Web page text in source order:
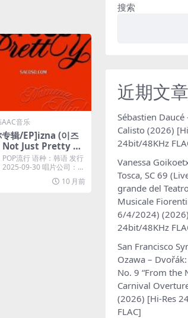
AAC音乐
专辑/EP]izna (이즈
Not Just Pretty –
[iTunes Plus
POP流行 语种：韩语 发行
2025-09-30 唱片公司：G
10 月前
搜索
近期文章
Sébastien Daucé
Calisto (2026)
24bit/48KHz
Vanessa
Tosca, SC 69
grande del
Musicale
6/4/2024)
24bit/48KHz
San Francisco
Ozawa –
No. 9 “From the
Carnival
(2026) [Hi-Res
FLAC]